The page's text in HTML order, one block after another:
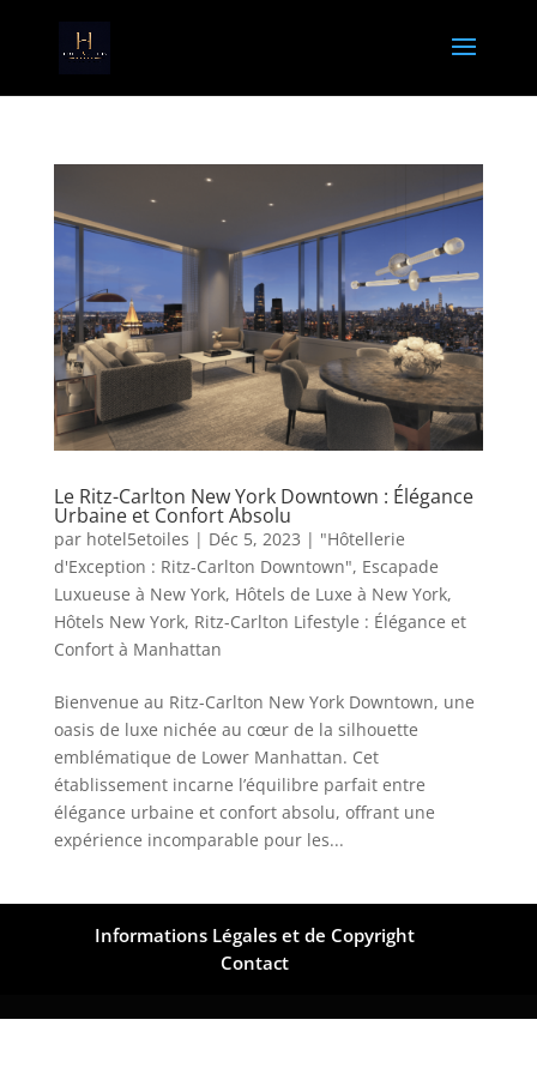
Le Ritz-Carlton New York Downtown : Élégance
Urbaine et Confort Absolu
par hotel5etoiles | Déc 5, 2023 | "Hôtellerie
d'Exception : Ritz-Carlton Downtown", Escapade
Luxueuse à New York, Hôtels de Luxe à New York,
Hôtels New York, Ritz-Carlton Lifestyle : Élégance et
Confort à Manhattan
Bienvenue au Ritz-Carlton New York Downtown, une
oasis de luxe nichée au cœur de la silhouette
emblématique de Lower Manhattan. Cet
établissement incarne l’équilibre parfait entre
élégance urbaine et confort absolu, offrant une
expérience incomparable pour les...
Informations Légales et de Copyright
Contact